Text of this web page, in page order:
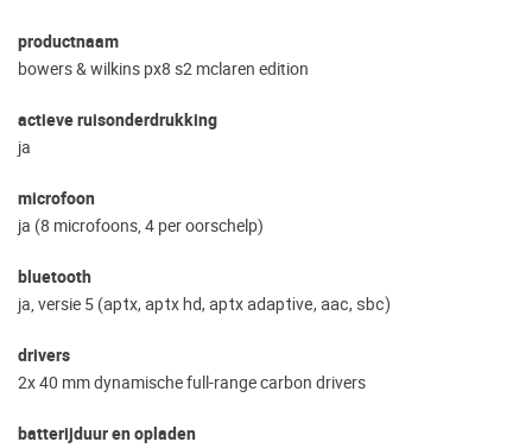
productnaam
bowers & wilkins px8 s2 mclaren edition
actieve ruisonderdrukking
ja
microfoon
ja (8 microfoons, 4 per oorschelp)
bluetooth
ja, versie 5 (aptx, aptx hd, aptx adaptive, aac, sbc)
drivers
2x 40 mm dynamische full-range carbon drivers
batterijduur en opladen